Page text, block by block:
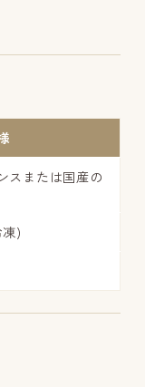
スまたは国産の
)